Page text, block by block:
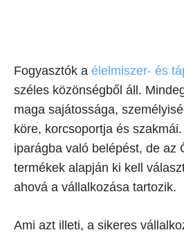
Fogyasztók a élelmiszer- és
széles közönségből áll.
maga sajátossága,
köre, korcsoportja és
iparágba való belépést, de az
termékek alapján ki kell
ahová a vállalkozása tartozik.
Ami azt illeti, a sikeres